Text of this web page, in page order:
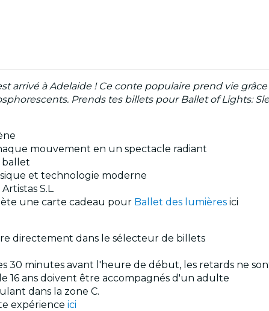
arrivé à Adelaide ! Ce conte populaire prend vie
Prends tes billets pour Ballet of Lights:
mouvement en un spectacle radiant
ballet
et technologie moderne
S.L.
une carte cadeau pour Ballet des lumières ici
directement dans le sélecteur de billets
30 minutes avant l'heure de début, les retards ne
16 ans doivent être accompagnés d'un adulte
dans la zone C.
expérience ici